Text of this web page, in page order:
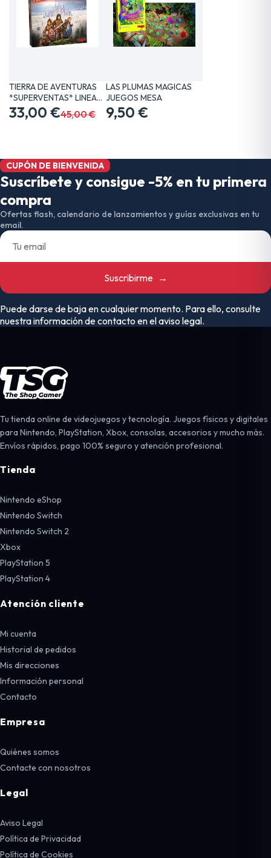
TIERRA DE AVENTURAS
*SUPERVENTAS* LINEA…
33,00 €45,00 €
LAS PLUMAS MAGICAS
JUEGOS MESA
9,50 €
CUPÓN DE BIENVENIDA
Suscríbete y consigue -5% en tu primera
compra
Ofertas flash, calendario de lanzamientos y guías exclusivas en tu
email.
Suscribirme →
Puede darse de baja en cualquier momento. Para ello, consulte
nuestra información de contacto en el aviso legal.
Tu tienda online de videojuegos y tecnología. Juegos físicos y digitales
para Nintendo, PlayStation, Xbox, consolas, accesorios y mucho más.
Envíos rápidos, pago 100% seguro y atención profesional.
Tienda
Nintendo eShop
Nintendo Switch
Nintendo Switch 2
Xbox
PlayStation 5
PlayStation 4
Atención cliente
Mi cuenta
Historial de pedidos
Mis direcciones
Información personal
Contacto
Empresa
Quiénes somos
Contacte con nosotros
Legal
Aviso Legal
Política de Privacidad
Política de Cookies